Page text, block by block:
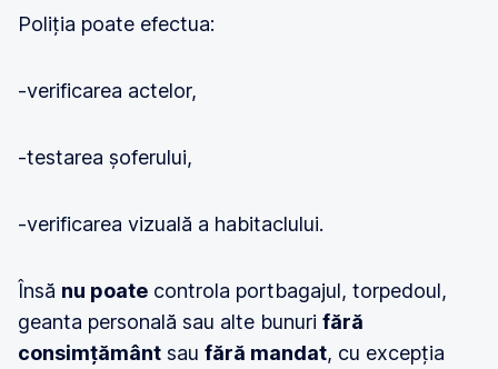
Poliția poate efectua:
-verificarea actelor,
-testarea șoferului,
-verificarea vizuală a habitaclului.
Însă nu poate controla portbagajul, torpedoul,
geanta personală sau alte bunuri fără
consimțământ sau fără mandat, cu excepția